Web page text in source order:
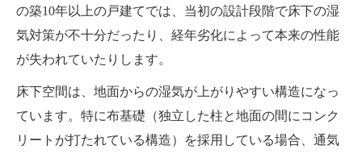
の築10年以上の戸建てでは、当初の設計段階で床下の湿
気対策が不十分だったり、経年劣化によって本来の性能
が失われていたりします。
床下空間は、地面からの湿気が上がりやすい構造になっ
ています。特に布基礎（独立した柱と地面の間にコンク
リートが打たれている構造）を採用している場合、通気